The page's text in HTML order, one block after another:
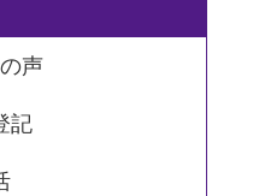
声
記